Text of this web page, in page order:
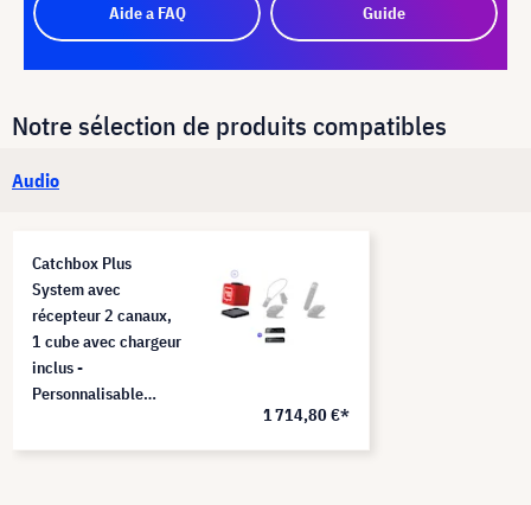
Aide a FAQ Guide
Notre sélection de produits compatibles
Audio
Catchbox Plus
System avec
récepteur 2 canaux,
1 cube avec chargeur
inclus -
Personnalisable
choix)
1 714,80 €*